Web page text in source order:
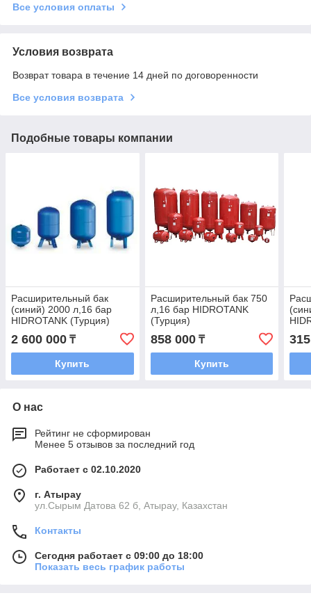
Все условия оплаты
Условия возврата
Возврат товара в течение 14 дней по договоренности
Все условия возврата
Подобные товары компании
Расширительный бак
(синий) 2000 л,16 бар
HIDROTANK (Турция)
2 600 000 ₸
Купить
Расширительный бак 750
л,16 бар HIDROTANK
(Турция)
858 000₸
Купить
О нас
Рейтинг не сформирован
Менее 5 отзывов за последний год
Работает с 02.10.2020
г. Атырау
ул.Сырым Датова 62 б, Атырау, Казахстан
Контакты
Сегодня работает с 09:00 до 18:00
Показать весь график работы